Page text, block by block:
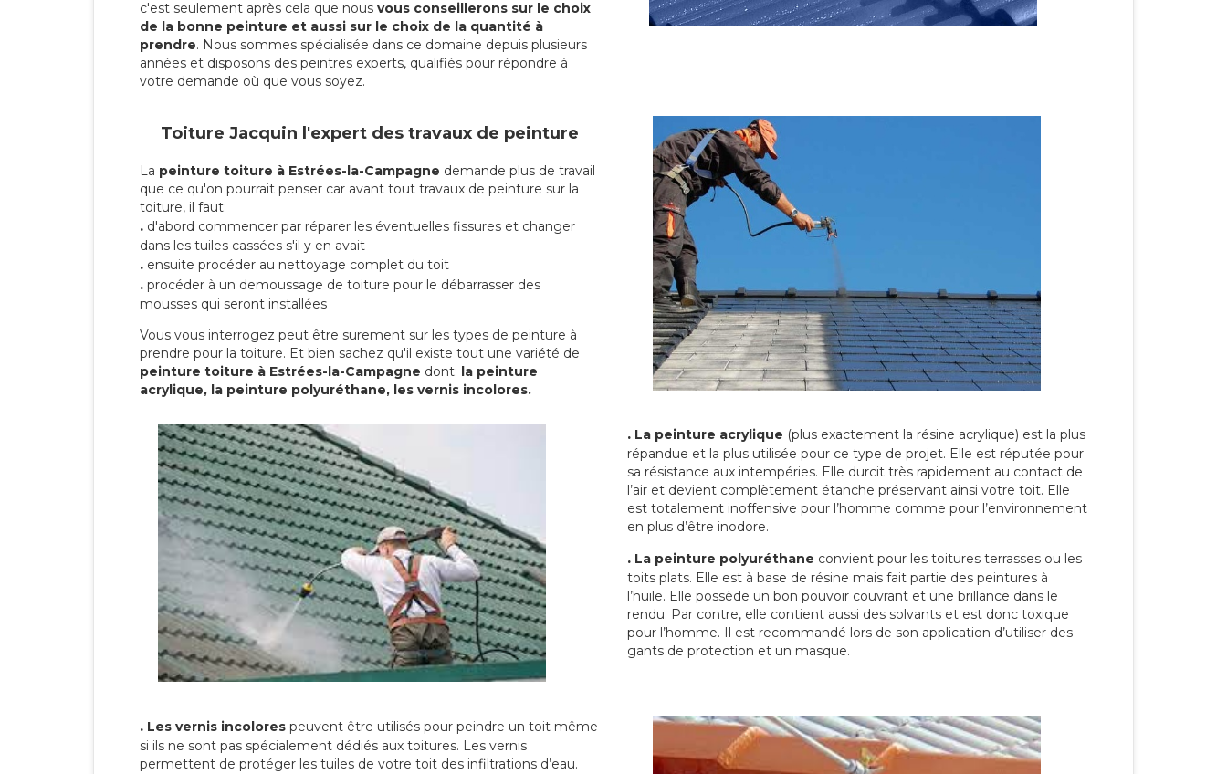
c'est seulement après cela que nous vous conseillerons sur le choix
de la bonne peinture et aussi sur le choix de la quantité à
prendre. Nous sommes spécialisée dans ce domaine depuis plusieurs
années et disposons des peintres experts, qualifiés pour répondre à
votre demande où que vous soyez.
Toiture Jacquin l'expert des travaux de peinture
La peinture toiture à Estrées-la-Campagne demande plus de travail
que ce qu'on pourrait penser car avant tout travaux de peinture sur la
toiture, il faut:
. d'abord commencer par réparer les éventuelles fissures et changer
dans les tuiles cassées s'il y en avait
. ensuite procéder au nettoyage complet du toit
. procéder à un demoussage de toiture pour le débarrasser des
mousses qui seront installées
Vous vous interrogez peut être surement sur les types de peinture à
prendre pour la toiture. Et bien sachez qu'il existe tout une variété de
peinture toiture à Estrées-la-Campagne dont: la peinture
acrylique, la peinture polyuréthane, les vernis incolores.
. La peinture acrylique (plus exactement la résine acrylique) est la plus
répandue et la plus utilisée pour ce type de projet. Elle est réputée pour
sa résistance aux intempéries. Elle durcit très rapidement au contact de
l’air et devient complètement étanche préservant ainsi votre toit. Elle
est totalement inoffensive pour l’homme comme pour l’environnement
en plus d’être inodore.
. La peinture polyuréthane convient pour les toitures terrasses ou les
toits plats. Elle est à base de résine mais fait partie des peintures à
l’huile. Elle possède un bon pouvoir couvrant et une brillance dans le
rendu. Par contre, elle contient aussi des solvants et est donc toxique
pour l’homme. Il est recommandé lors de son application d’utiliser des
gants de protection et un masque.
. Les vernis incolores peuvent être utilisés pour peindre un toit même
si ils ne sont pas spécialement dédiés aux toitures. Les vernis
permettent de protéger les tuiles de votre toit des infiltrations d’eau.